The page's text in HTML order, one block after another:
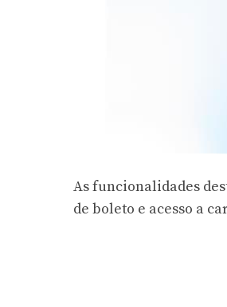
As funcionalidades
de boleto e acesso a